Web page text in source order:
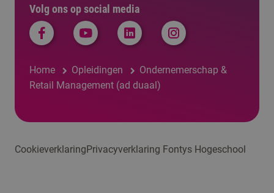
Volg ons op social media
Home Opleidingen
Ondernemerschap &
Retail Management (ad duaal)
CookieverklaringPrivacyverklaring Fontys Hogeschool